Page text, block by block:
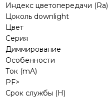
Индекс цветопередачи (Ra)
Цоколь downlight
Цвет
Серия
Диммирование
Особенности
Ток (mA)
PF>
Срок службы (H)